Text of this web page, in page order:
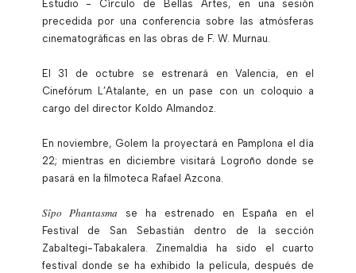
Estudio - Círculo de Bellas Artes, en una sesión
precedida por una conferencia sobre las atmósferas
cinematográficas en las obras de F. W. Murnau.
El 31 de octubre se estrenará en Valencia, en el
Cinefórum L’Atalante, en un pase con un coloquio a
cargo del director Koldo Almandoz.
En noviembre, Golem la proyectará en Pamplona el día
22; mientras en diciembre visitará Logroño donde se
pasará en la filmoteca Rafael Azcona.
Sîpo Phantasma se ha estrenado en España en el
Festival de San Sebastián dentro de la sección
Zabaltegi-Tabakalera. Zinemaldia ha sido el cuarto
festival donde se ha exhibido la película, después de